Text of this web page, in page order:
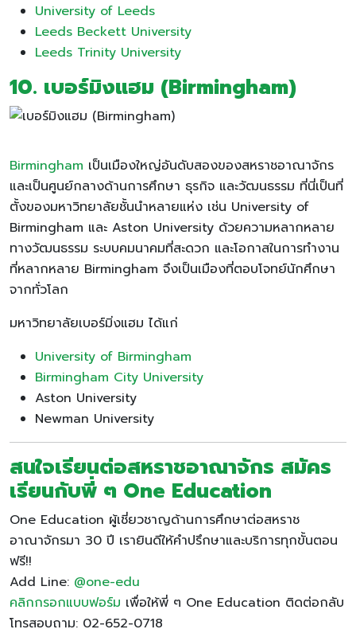
University of Leeds
Leeds Beckett University
Leeds Trinity University
10. เบอร์มิงแฮม (Birmingham)
Birmingham เป็นเมืองใหญ่อันดับสองของสหราชอาณาจักร
และเป็นศูนย์กลางด้านการศึกษา ธุรกิจ และวัฒนธรรม ที่นี่เป็นที่
ตั้งของมหาวิทยาลัยชั้นนำหลายแห่ง เช่น University of
Birmingham และ Aston University ด้วยความหลากหลาย
ทางวัฒนธรรม ระบบคมนาคมที่สะดวก และโอกาสในการทำงาน
ที่หลากหลาย Birmingham จึงเป็นเมืองที่ตอบโจทย์นักศึกษา
จากทั่วโลก
มหาวิทยาลัยเบอร์มิ่งแฮม ได้แก่
University of Birmingham
Birmingham City University
Aston University
Newman University
สนใจเรียนต่อสหราชอาณาจักร สมัคร
เรียนกับพี่ ๆ One Education
One Education ผู้เชี่ยวชาญด้านการศึกษาต่อสหราช
อาณาจักรมา 30 ปี เรายินดีให้คำปรึกษาและบริการทุกขั้นตอน
ฟรี!!
Add Line: @one-edu
คลิกกรอกแบบฟอร์ม เพื่อให้พี่ ๆ One Education ติดต่อกลับ
โทรสอบถาม: 02-652-0718